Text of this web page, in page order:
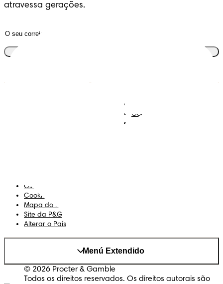
atravessa gerações.
Contacta-nos
Os Meus Dados
Cookies
Mapa do Site
Site da P&G
Alterar o País
Menú Extendido
© 2026 Procter & Gamble
Todos os direitos reservados. Os direitos autorais são